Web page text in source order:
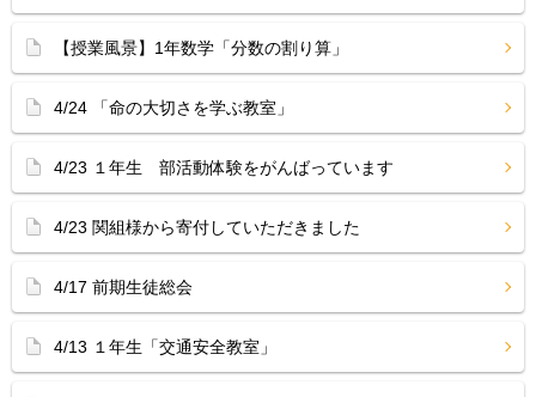
【授業風景】1年数学「分数の割り算」
4/24 「命の大切さを学ぶ教室」
4/23 １年生 部活動体験をがんばっています
4/23 関組様から寄付していただきました
4/17 前期生徒総会
4/13 １年生「交通安全教室」